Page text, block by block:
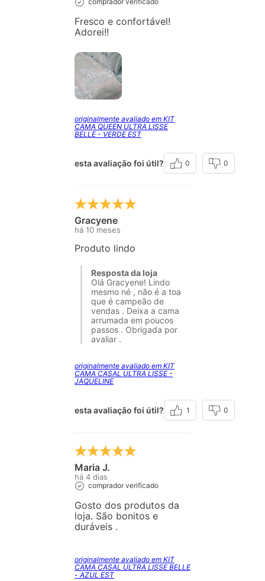
Fresco e confortável!
Adorei!!
originalmente avaliado em KIT
CAMA QUEEN ULTRA LISSE
BELLE - VERDE EST
esta avaliação foi útil? 0 0
Gracyene
há 10 meses
Produto lindo
Resposta da loja
Olá Gracyene! Lindo
mesmo né , não é a toa
que é campeão de
vendas . Deixa a cama
arrumada em poucos
passos . Obrigada por
avaliar .
originalmente avaliado em KIT
CAMA CASAL ULTRA LISSE -
JAQUELINE
esta avaliação foi útil? 1 0
Maria J.
há 4 dias
comprador verificado
Gosto dos produtos da
loja. São bonitos e
duráveis .
originalmente avaliado em KIT
CAMA CASAL ULTRA LISSE BELLE
- AZUL EST